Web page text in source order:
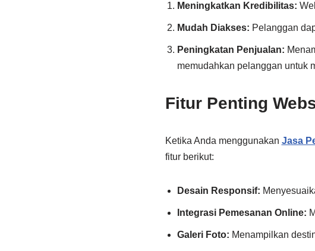
Meningkatkan Kredibilitas:
Mudah Diakses: Pelanggan
Peningkatan Penjualan:
memudahkan pelanggan untuk
Fitur Penting
Ketika Anda menggunakan Jasa
fitur berikut:
Desain Responsif:
Integrasi Pemesanan Online:
Galeri Foto: Menampilkan